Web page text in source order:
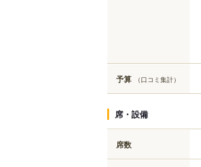
予算 （口コミ集計）
席・設備
席数